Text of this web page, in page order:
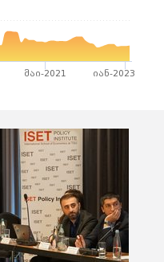
მაი-2021 იან-2023